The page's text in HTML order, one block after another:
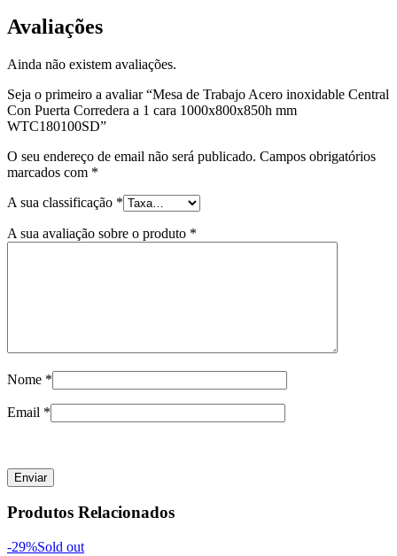
Avaliações
Ainda não existem avaliações.
Seja o primeiro a avaliar “Mesa de Trabajo Acero inoxidable Central
Con Puerta Corredera a 1 cara 1000x800x850h mm
WTC180100SD”
O seu endereço de email não será publicado. Campos obrigatórios
marcados com *
A sua classificação *
A sua avaliação sobre o produto *
Nome *
Email *
Produtos Relacionados
-29%Sold out